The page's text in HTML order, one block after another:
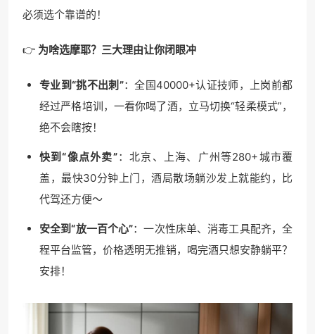
必须选个靠谱的！
👉 为啥选摩耶？三大理由让你闭眼冲
专业到“挑不出刺”：全国40000+认证技师，上岗前都
经过严格培训，一看你喝了酒，立马切换“轻柔模式”，
绝不会瞎按！
快到“像点外卖”：北京、上海、广州等280+城市覆
盖，最快30分钟上门，酒局散场躺沙发上就能约，比
代驾还方便～
安全到“放一百个心”：一次性床单、消毒工具配齐，全
程平台监管，价格透明无推销，喝完酒只想安静躺平？
安排！